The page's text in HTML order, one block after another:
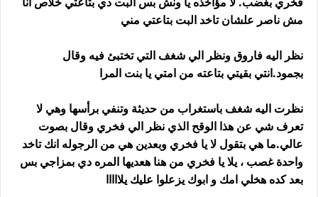
مش ناصر علشان تاخد البت بتاعتي مني
نظر اليه فاروق ونظر الي شغف التي تختبئ فيه وقال
بجمود.انتي بقيتي بتاعته من امتي يا بنت المرا
نظرت اليه شغف باستغراب من حديثة وتنفي برأسها وهي لا
تعرف شي عن هذا الوقح الذي نظر الي فخري وقال بصوت
عالي.ما هي بتقول لا يا فخري وبعدين هي من الرجوله انك تاخد
واحدة غصب ، يلا يا فخري من هنا هعديها المره دي بمزاجي بس
بعد كده هخلي امك و ابوك يزعلوا عليك يلااااا